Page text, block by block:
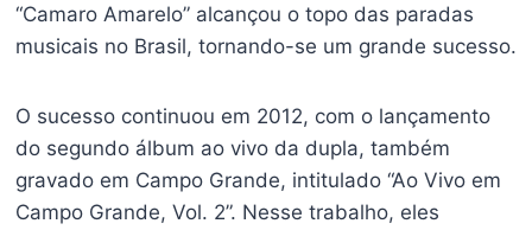
“Camaro Amarelo” alcançou o topo das paradas
musicais no Brasil, tornando-se um grande sucesso.
O sucesso continuou em 2012, com o lançamento
do segundo álbum ao vivo da dupla, também
gravado em Campo Grande, intitulado “Ao Vivo em
Campo Grande, Vol. 2”. Nesse trabalho, eles